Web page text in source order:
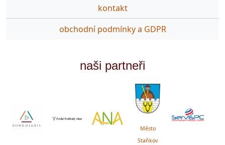
kontakt
obchodní podmínky a GDPR
naši partneři
Město
Staňkov